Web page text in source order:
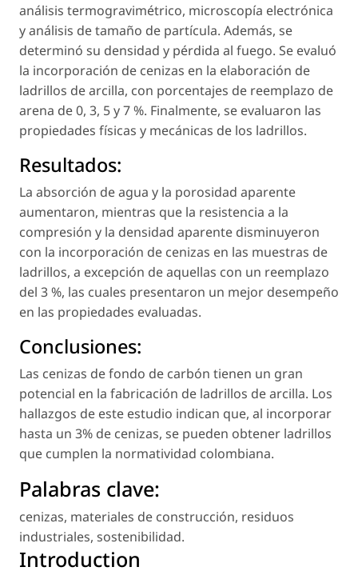
análisis termogravimétrico, microscopía electrónica
y análisis de tamaño de partícula. Además, se
determinó su densidad y pérdida al fuego. Se evaluó
la incorporación de cenizas en la elaboración de
ladrillos de arcilla, con porcentajes de reemplazo de
arena de 0, 3, 5 y 7 %. Finalmente, se evaluaron las
propiedades físicas y mecánicas de los ladrillos.
Resultados:
La absorción de agua y la porosidad aparente
aumentaron, mientras que la resistencia a la
compresión y la densidad aparente disminuyeron
con la incorporación de cenizas en las muestras de
ladrillos, a excepción de aquellas con un reemplazo
del 3 %, las cuales presentaron un mejor desempeño
en las propiedades evaluadas.
Conclusiones:
Las cenizas de fondo de carbón tienen un gran
potencial en la fabricación de ladrillos de arcilla. Los
hallazgos de este estudio indican que, al incorporar
hasta un 3% de cenizas, se pueden obtener ladrillos
que cumplen la normatividad colombiana.
Palabras clave:
cenizas, materiales de construcción, residuos
industriales, sostenibilidad.
Introduction